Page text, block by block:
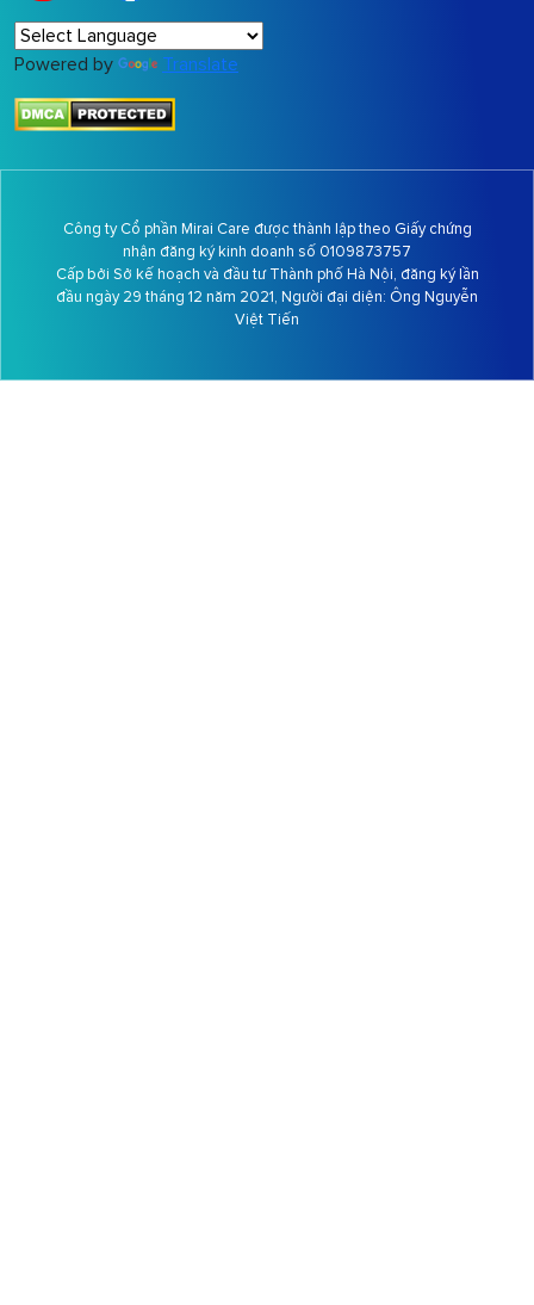
Powered by Translate
Công ty Cổ phần Mirai Care được thành lập theo Giấy chứng
nhận đăng ký kinh doanh số 0109873757
Cấp bởi Sở kế hoạch và đầu tư Thành phố Hà Nội, đăng ký lần
đầu ngày 29 tháng 12 năm 2021, Người đại diện: Ông Nguyễn
Việt Tiến